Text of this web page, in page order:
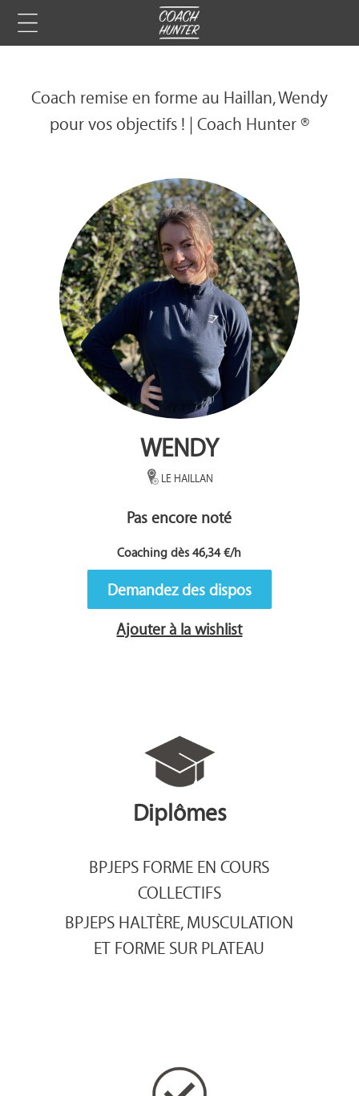
Coach remise en forme au Haillan, Wendy
pour vos objectifs ! | Coach Hunter ®
WENDY
LE HAILLAN
Pas encore noté
Coaching dès 46,34 €/h
Demandez des dispos
Ajouter à la wishlist
Diplômes
BPJEPS FORME EN COURS
COLLECTIFS
BPJEPS HALTÈRE, MUSCULATION
ET FORME SUR PLATEAU